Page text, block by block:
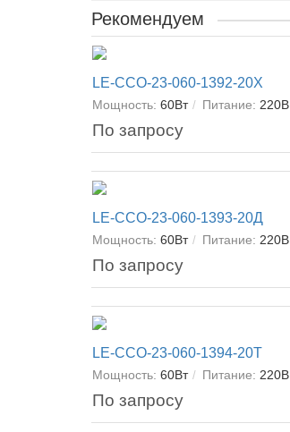
Рекомендуем
LE-ССО-23-060-1392-20Х
Мощность: 60Вт Питание: 220В
По запросу
LE-ССО-23-060-1393-20Д
Мощность: 60Вт Питание: 220В
По запросу
LE-ССО-23-060-1394-20Т
Мощность: 60Вт Питание: 220В
По запросу